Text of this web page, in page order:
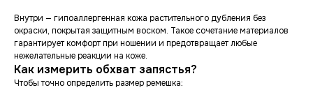
Внутри — гипоаллергенная кожа растительного дубления без
окраски, покрытая защитным воском. Такое сочетание материалов
гарантирует комфорт при ношении и предотвращает любые
нежелательные реакции на коже.
Как измерить обхват запястья?
Чтобы точно определить размер ремешка: